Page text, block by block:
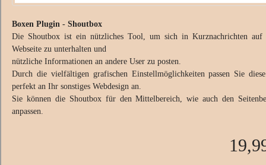
Boxen Plugin - Shoutbox
Die Shoutbox ist ein nützliches Tool, um sich in Kurznachrichten auf
Webseite zu unterhalten und
nützliche Informationen an andere User zu posten.
Durch die vielfältigen grafischen Einstellmöglichkeiten passen Sie
perfekt an Ihr sonstiges Webdesign an.
Sie können die Shoutbox für den Mittelbereich, wie auch den
anpassen.